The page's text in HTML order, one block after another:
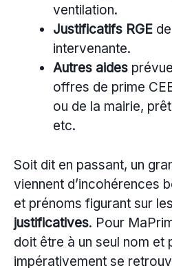
ventilation.
Justificatifs RGE
intervenante.
Autres aides
offres de prime
ou de la mairie,
etc.
Soit dit en passant, un
viennent d’incohérences
et prénoms figurant sur les
justificatives. Pour
doit être à un seul nom et
impérativement se